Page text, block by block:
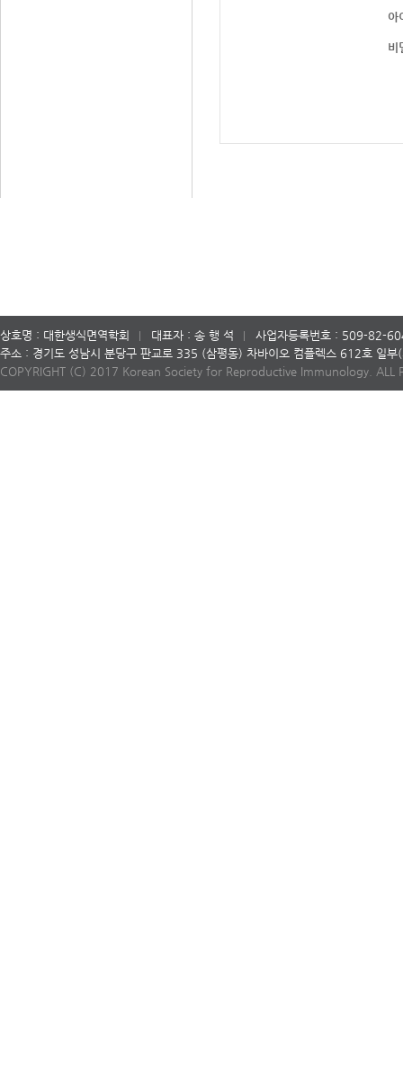
아
비
상호명 : 대한생식면역학회 대표자 : 송 행 석
사업자등록번호 : 509-82-
주소 : 경기도 성남시 분당구 판교로 335 (삼평동) 차바이오 컴플렉스 612호 일부
COPYRIGHT (C) 2017 Korean Society for Reproductive Immunology. ALL